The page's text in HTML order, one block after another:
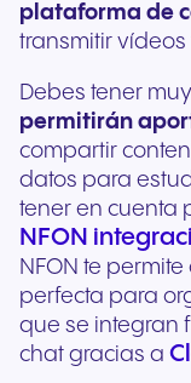
plataforma de
transmitir
Debes tener
permitirán
compartir
datos para
tener en cuenta
NFON
NFON te
perfecta para
que se integran
chat gracias a